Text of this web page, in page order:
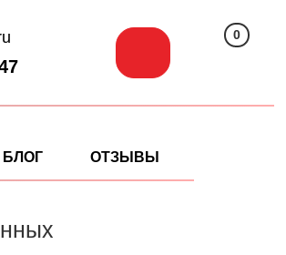
0
БЛОГ ОТЗЫВЫ